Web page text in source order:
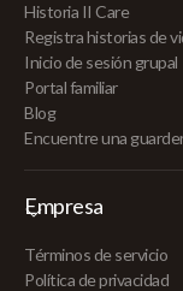
Historia II Care
Registra historias de
Inicio de sesión grupal
Portal familiar
Blog
Encuentre una
Empresa
Términos de servicio
Política de privacidad